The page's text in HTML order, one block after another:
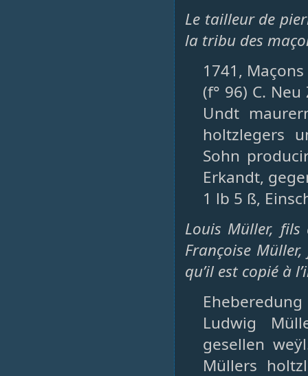
Le tailleur de
la tribu des
1741,
(f° 96) C.
Undt
holtzlegers
Sohn
Erkandt,
1 lb 5 ß,
Louis Müller, fils
Françoise
qu’il est copié à
Ludwig
gesellen
Müllers